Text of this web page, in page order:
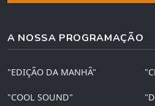
A NOSSA PROGRAMAÇÃO
"EDIÇÃO DA MANHÃ"
"COOL SOUND"